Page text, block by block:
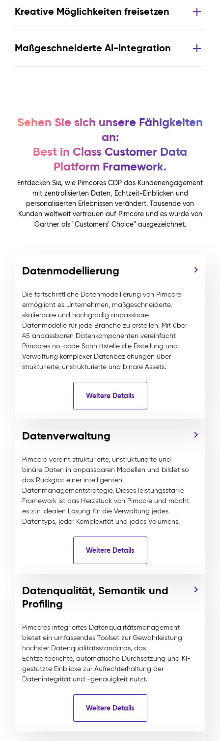
Kreative Möglichkeiten freisetzen
Maßgeschneiderte AI-Integration
Sehen Sie sich unsere Fähigkeiten
an:
Best in Class Customer Data
Platform Framework.
Entdecken Sie, wie Pimcores CDP das Kundenengagement
mit zentralisierten Daten, Echtzeit-Einblicken und
personalisierten Erlebnissen verändert. Tausende von
Kunden weltweit vertrauen auf Pimcore und es wurde von
Gartner als "Customers' Choice" ausgezeichnet.
Datenmodellierung
Die fortschrittliche Datenmodellierung von Pimcore
ermöglicht es Unternehmen, maßgeschneiderte,
skalierbare und hochgradig anpassbare
Datenmodelle für jede Branche zu erstellen. Mit über
45 anpassbaren Datenkomponenten vereinfacht
Pimcores no-code Schnittstelle die Erstellung und
Verwaltung komplexer Datenbeziehungen über
strukturierte, unstrukturierte und binäre Assets.
Weitere Details
Datenverwaltung
Pimcore vereint strukturierte, unstrukturierte und
binäre Daten in anpassbaren Modellen und bildet so
das Rückgrat einer intelligenten
Datenmanagementstrategie. Dieses leistungsstarke
Framework ist das Herzstück von Pimcore und macht
es zur idealen Lösung für die Verwaltung jedes
Datentyps, jeder Komplexität und jedes Volumens.
Weitere Details
Datenqualität, Semantik und
Profiling
Pimcores integriertes Datenqualitätsmanagement
bietet ein umfassendes Toolset zur Gewährleistung
höchster Datenqualitätsstandards, das
Echtzeitberichte, automatische Durchsetzung und KI-
gestützte Einblicke zur Aufrechterhaltung der
Datenintegrität und -genauigkeit nutzt.
Weitere Details